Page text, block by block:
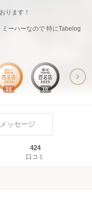
ります！
ーハーなので 特にTabelog
10 10
メッセージ
424
口コミ